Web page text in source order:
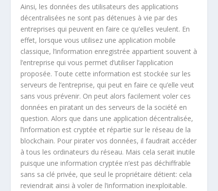
Ainsi, les données des utilisateurs des applications
décentralisées ne sont pas détenues à vie par des
entreprises qui peuvent en faire ce qu’elles veulent. En
effet, lorsque vous utilisez une application mobile
classique, l’information enregistrée appartient souvent à
l’entreprise qui vous permet d’utiliser l’application
proposée. Toute cette information est stockée sur les
serveurs de l’entreprise, qui peut en faire ce qu’elle veut
sans vous prévenir. On peut alors facilement voler ces
données en piratant un des serveurs de la société en
question. Alors que dans une application décentralisée,
l’information est cryptée et répartie sur le réseau de la
blockchain. Pour pirater vos données, il faudrait accéder
à tous les ordinateurs du réseau. Mais cela serait inutile
puisque une information cryptée n’est pas déchiffrable
sans sa clé privée, que seul le propriétaire détient: cela
reviendrait ainsi à voler de l’information inexploitable.